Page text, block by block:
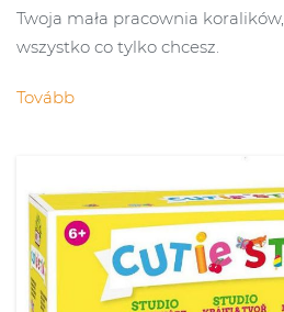
Twoja mała pracownia
wszystko co tylko chcesz.
Tovább